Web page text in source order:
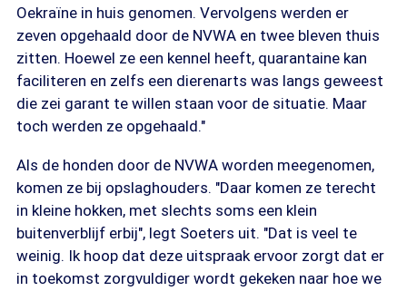
Oekraïne in huis genomen. Vervolgens werden er
zeven opgehaald door de NVWA en twee bleven thuis
zitten. Hoewel ze een kennel heeft, quarantaine kan
faciliteren en zelfs een dierenarts was langs geweest
die zei garant te willen staan voor de situatie. Maar
toch werden ze opgehaald."
Als de honden door de NVWA worden meegenomen,
komen ze bij opslaghouders. "Daar komen ze terecht
in kleine hokken, met slechts soms een klein
buitenverblijf erbij", legt Soeters uit. "Dat is veel te
weinig. Ik hoop dat deze uitspraak ervoor zorgt dat er
in toekomst zorgvuldiger wordt gekeken naar hoe we